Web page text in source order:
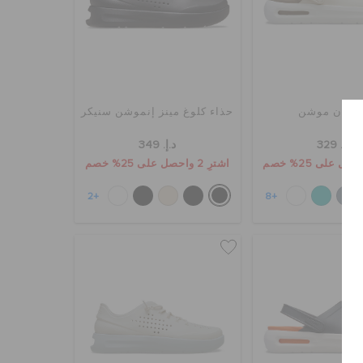
إن موشن
د.إ. 329
+8
حذاء كلوغ مينز إنموشن سنيكر
د.إ. 349
اشترِ 2 واحصل على 25% خصم
+2